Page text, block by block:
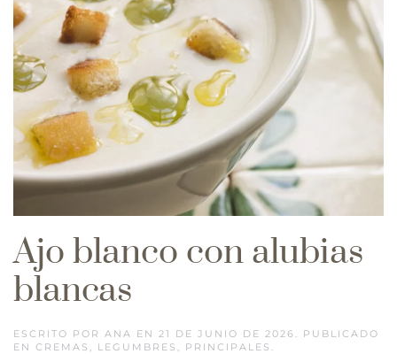
Ajo blanco con alubias
blancas
ESCRITO POR ANA EN 21 DE JUNIO DE 2026 . PUBLICADO
EN CREMAS , LEGUMBRES , PRINCIPALES .